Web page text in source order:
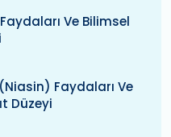
Ve Bilimsel
Faydaları Ve
Düzeyi